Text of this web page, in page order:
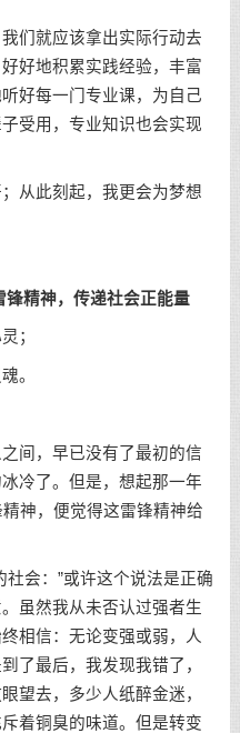
们就应该拿出实际行动去
好地积累实践经验，丰富
好每一门专业课，为自己
受用，专业知识也会实现
从此刻起，我更会为梦想
精神，传递社会正能量
；
。
间，早已没有了最初的信
冷了。但是，想起那一年
神，便觉得这雷锋精神给
会：”或许这个说法是正确
虽然我从未否认过强者生
相信：无论变强或弱，人
了最后，我发现我错了，
望去，多少人纸醉金迷，
着铜臭的味道。但是转变